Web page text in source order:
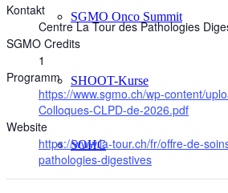
SGMO Onco Summit
SHOOT-Kurse
SOHC
Kontakt
Centre La Tour des Pathologies
SGMO Credits
1
Programm
https://www.sgmo.ch/wp-content/
Colloques-CLPD-de-2026.pdf
Website
https://www.la-tour.ch/fr/offre-de-
pathologies-digestives